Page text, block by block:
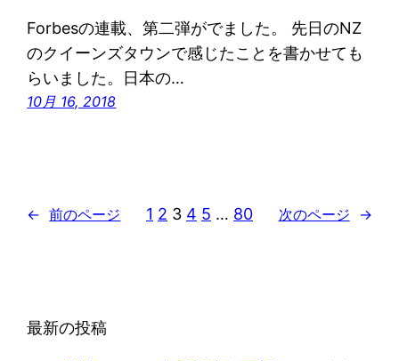
Forbesの連載、第二弾がでました。 先日のNZ
のクイーンズタウンで感じたことを書かせても
らいました。日本の…
10月 16, 2018
← 前のページ 1 2 3 4 5 … 80 次のページ →
最新の投稿